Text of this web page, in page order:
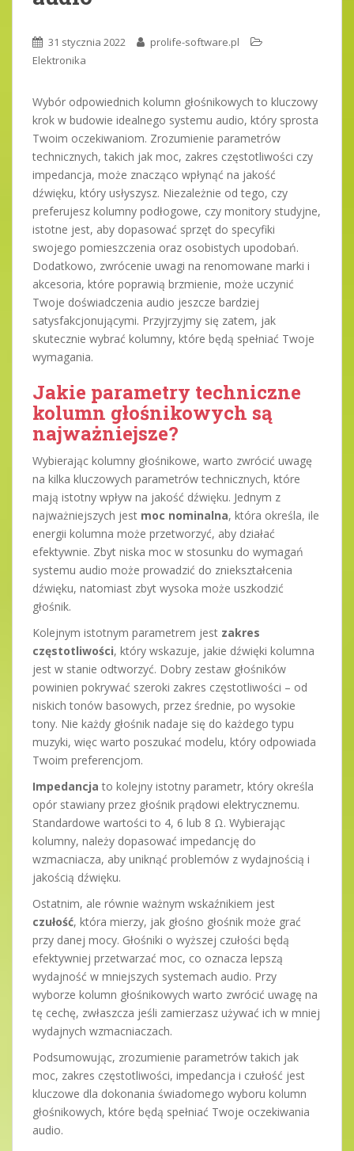
31 stycznia 2022
prolife-software.pl
Elektronika
Wybór odpowiednich kolumn głośnikowych to kluczowy
krok w budowie idealnego systemu audio, który sprosta
Twoim oczekiwaniom. Zrozumienie parametrów
technicznych, takich jak moc, zakres częstotliwości czy
impedancja, może znacząco wpłynąć na jakość
dźwięku, który usłyszysz. Niezależnie od tego, czy
preferujesz kolumny podłogowe, czy monitory studyjne,
istotne jest, aby dopasować sprzęt do specyfiki
swojego pomieszczenia oraz osobistych upodobań.
Dodatkowo, zwrócenie uwagi na renomowane marki i
akcesoria, które poprawią brzmienie, może uczynić
Twoje doświadczenia audio jeszcze bardziej
satysfakcjonującymi. Przyjrzyjmy się zatem, jak
skutecznie wybrać kolumny, które będą spełniać Twoje
wymagania.
Jakie parametry techniczne
kolumn głośnikowych są
najważniejsze?
Wybierając kolumny głośnikowe, warto zwrócić uwagę
na kilka kluczowych parametrów technicznych, które
mają istotny wpływ na jakość dźwięku. Jednym z
najważniejszych jest moc nominalna, która określa, ile
energii kolumna może przetworzyć, aby działać
efektywnie. Zbyt niska moc w stosunku do wymagań
systemu audio może prowadzić do zniekształcenia
dźwięku, natomiast zbyt wysoka może uszkodzić
głośnik.
Kolejnym istotnym parametrem jest zakres
częstotliwości, który wskazuje, jakie dźwięki kolumna
jest w stanie odtworzyć. Dobry zestaw głośników
powinien pokrywać szeroki zakres częstotliwości – od
niskich tonów basowych, przez średnie, po wysokie
tony. Nie każdy głośnik nadaje się do każdego typu
muzyki, więc warto poszukać modelu, który odpowiada
Twoim preferencjom.
Impedancja to kolejny istotny parametr, który określa
opór stawiany przez głośnik prądowi elektrycznemu.
Standardowe wartości to 4, 6 lub 8 Ω. Wybierając
kolumny, należy dopasować impedancję do
wzmacniacza, aby uniknąć problemów z wydajnością i
jakością dźwięku.
Ostatnim, ale równie ważnym wskaźnikiem jest
czułość, która mierzy, jak głośno głośnik może grać
przy danej mocy. Głośniki o wyższej czułości będą
efektywniej przetwarzać moc, co oznacza lepszą
wydajność w mniejszych systemach audio. Przy
wyborze kolumn głośnikowych warto zwrócić uwagę na
tę cechę, zwłaszcza jeśli zamierzasz używać ich w mniej
wydajnych wzmacniaczach.
Podsumowując, zrozumienie parametrów takich jak
moc, zakres częstotliwości, impedancja i czułość jest
kluczowe dla dokonania świadomego wyboru kolumn
głośnikowych, które będą spełniać Twoje oczekiwania
audio.